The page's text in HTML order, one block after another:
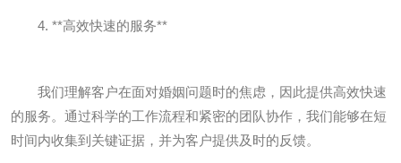
4. **高效快速的服务**
我们理解客户在面对婚姻问题时的焦虑，因此提供高效快速
的服务。通过科学的工作流程和紧密的团队协作，我们能够在短
时间内收集到关键证据，并为客户提供及时的反馈。